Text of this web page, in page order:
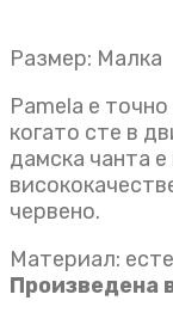
Размер: Малка
Pamela е
когато сте в
дамска чанта
червено.
Материал:
Произведена